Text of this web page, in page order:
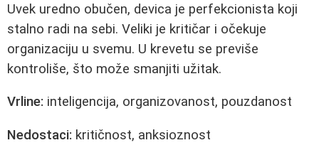
Uvek uredno obučen, devica je perfekcionista koji
stalno radi na sebi. Veliki je kritičar i očekuje
organizaciju u svemu. U krevetu se previše
kontroliše, što može smanjiti užitak.
Vrline: inteligencija, organizovanost, pouzdanost
Nedostaci: kritičnost, anksioznost